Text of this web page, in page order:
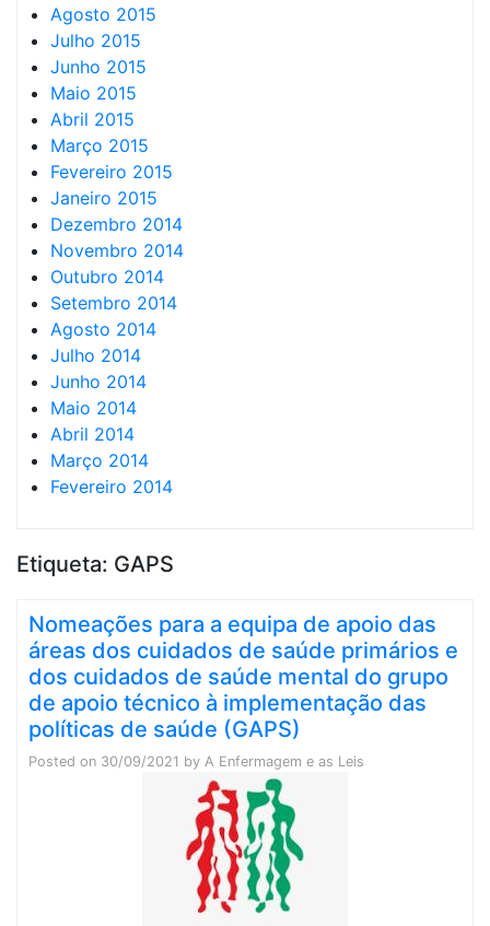
Agosto 2015
Julho 2015
Junho 2015
Maio 2015
Abril 2015
Março 2015
Fevereiro 2015
Janeiro 2015
Dezembro 2014
Novembro 2014
Outubro 2014
Setembro 2014
Agosto 2014
Julho 2014
Junho 2014
Maio 2014
Abril 2014
Março 2014
Fevereiro 2014
Etiqueta: GAPS
Nomeações para a equipa de apoio das
áreas dos cuidados de saúde primários e
dos cuidados de saúde mental do grupo
de apoio técnico à implementação das
políticas de saúde (GAPS)
Posted on 30/09/2021 by A Enfermagem e as Leis